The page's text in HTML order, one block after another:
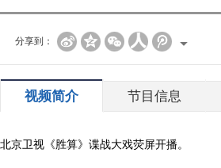
分享到：
视频简介 节目信息
北京卫视《胜算》谍战大戏荧屏开播。